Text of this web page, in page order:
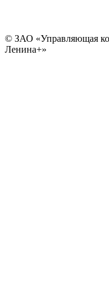
© ЗАО «Управляющая
Ленина+»